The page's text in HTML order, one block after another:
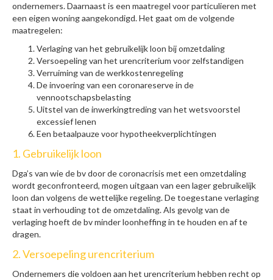
ondernemers. Daarnaast is een maatregel voor particulieren met
een eigen woning aangekondigd. Het gaat om de volgende
maatregelen:
Verlaging van het gebruikelijk loon bij omzetdaling
Versoepeling van het urencriterium voor zelfstandigen
Verruiming van de werkkostenregeling
De invoering van een coronareserve in de
vennootschapsbelasting
Uitstel van de inwerkingtreding van het wetsvoorstel
excessief lenen
Een betaalpauze voor hypotheekverplichtingen
1. Gebruikelijk loon
Dga’s van wie de bv door de coronacrisis met een omzetdaling
wordt geconfronteerd, mogen uitgaan van een lager gebruikelijk
loon dan volgens de wettelijke regeling. De toegestane verlaging
staat in verhouding tot de omzetdaling. Als gevolg van de
verlaging hoeft de bv minder loonheffing in te houden en af te
dragen.
2. Versoepeling urencriterium
Ondernemers die voldoen aan het urencriterium hebben recht op